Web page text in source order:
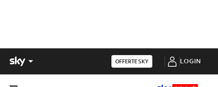
OFFERTE SKY LOGIN